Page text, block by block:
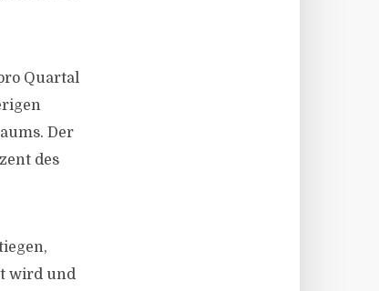
Quartal
Der
des
wird und